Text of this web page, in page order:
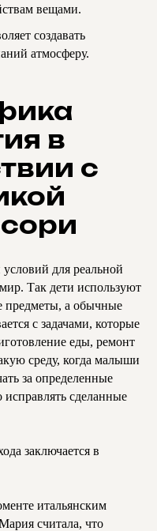
вещами.
создавать
атмосферу.
в
с
для реальной
Так дети используют
предметы, а обычные
с задачами, которые
еды, ремонт
среду, когда малыши
за определенные
исправлять сделанные
заключается в
итальянским
считала, что